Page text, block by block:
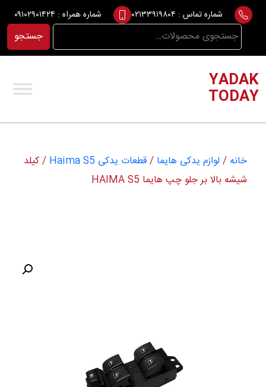
Skip
content
شماره تماس : ۰۲۱۳۳۹۱۹۸۰۴ شماره همراه : ۰۹۱۰۲۹۰۱۴۲۴
جستجو
برای:
جستجو
YADAK
TODAY
خانه / لوازم یدکی هایما /قطعات یدکی Haima S5
/ کیلد
شیشه بالا بر جلو چپ هایما HAIMA S5